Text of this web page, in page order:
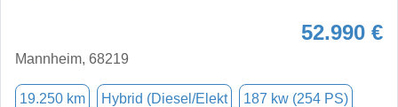
52.990 €
Mannheim, 68219
19.250 km Hybrid (Diesel/Elekt 187 kw (254 PS)